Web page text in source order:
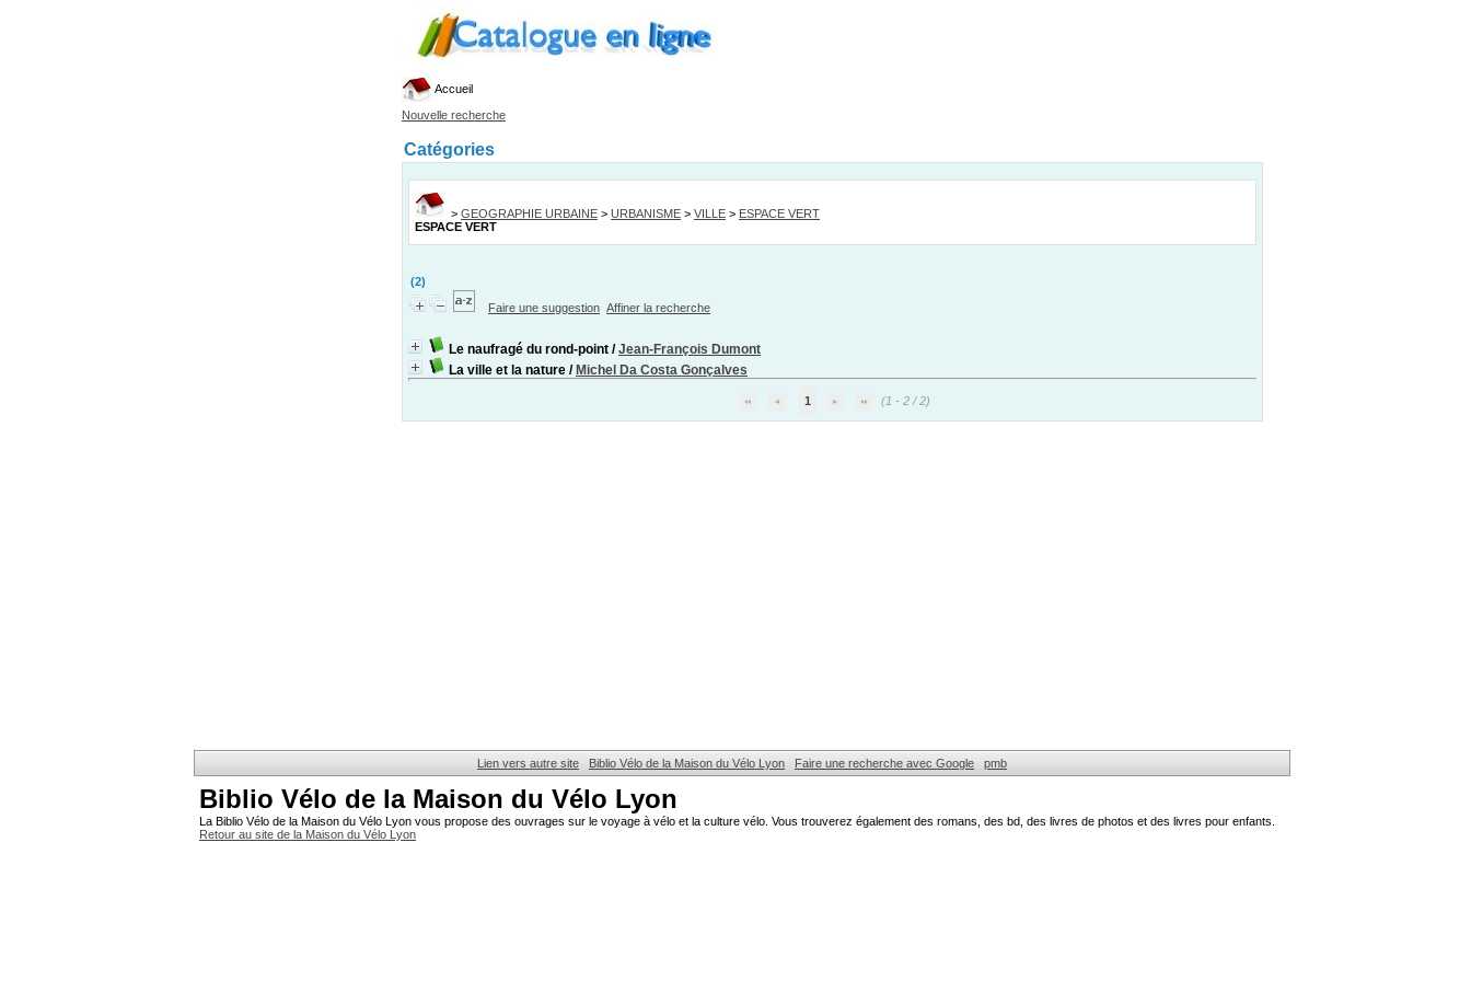
Accueil
Nouvelle recherche
Catégories
> GEOGRAPHIE URBAINE > URBANISME > VILLE > ESPACE VERT
ESPACE VERT
(2)
Faire une suggestion Affiner la recherche
Le naufragé du rond-point /Jean-François Dumont
La ville et la nature / Michel Da Costa Gonçalves
1 (1 - 2 / 2)
Lien vers autre site Biblio Vélo de la Maison du Vélo Lyon Faire une recherche avec Google pmb
Biblio Vélo de la Maison du Vélo Lyon
La Biblio Vélo de la Maison du Vélo Lyon vous propose des ouvrages sur le voyage à vélo et la culture vélo. Vous trouverez également des romans, des bd, des livres de photos et des livres pour enfants.
Retour au site de la Maison du Vélo Lyon